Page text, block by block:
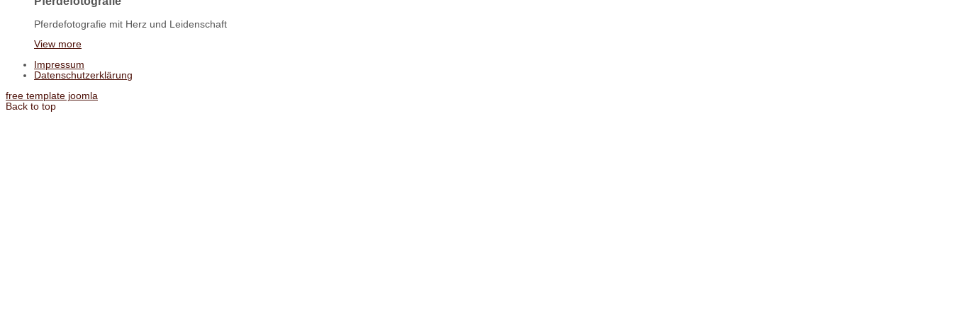
Pferdefotografie mit Herz und Leidenschaft
View more
Impressum
Datenschutzerklärung
free template joomla
Back to top